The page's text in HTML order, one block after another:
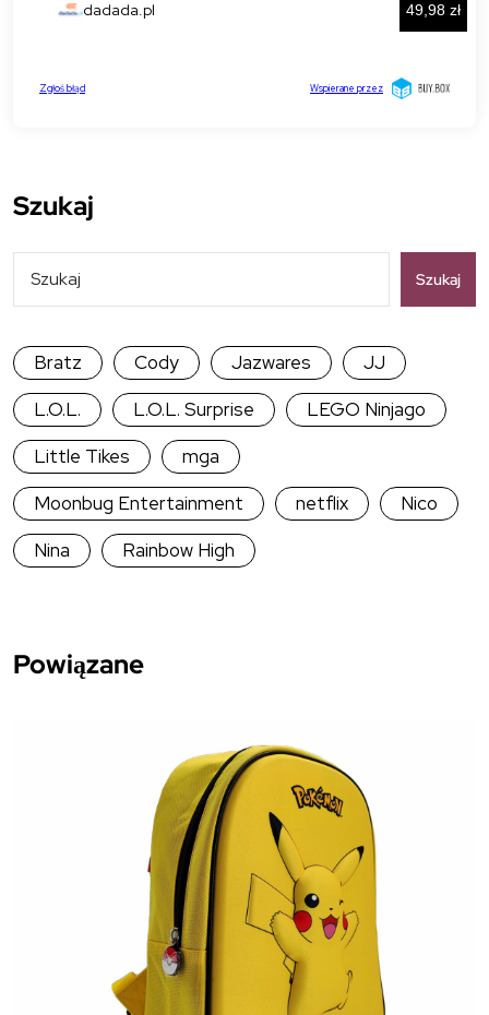
Szukaj
Szukaj
Bratz Cody Jazwares
JJ
L.O.L.
L.O.L. Surprise
LEGO Ninjago
Little Tikes
mga
Moonbug Entertainment
netflix
Nico
Nina
Rainbow High
Powiązane